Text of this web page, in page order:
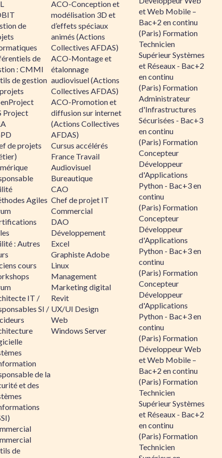
de
de
: CMMI
de gestion
Project
de projets
Agiles
: Autres
cours
IT /
SI /
de la
et des
de
ACO-Conception et
modélisation 3D et
d’effets spéciaux
animés (Actions
Collectives AFDAS)
ACO-Montage et
étalonnage
audiovisuel (Actions
Collectives AFDAS)
ACO-Promotion et
diffusion sur internet
(Actions Collectives
AFDAS)
Cursus accélérés
France Travail
Audiovisuel
Bureautique
CAO
Chef de projet IT
Commercial
DAO
Développement
Excel
Graphiste Adobe
Linux
Management
Marketing digital
Revit
UX/UI Design
Web
Windows Server
et Web Mobile –
Bac+2 en continu
(Paris) Formation
Technicien
Supérieur Systèmes
et Réseaux - Bac+2
en continu
(Paris) Formation
Administrateur
d'Infrastructures
Sécurisées - Bac+3
en continu
(Paris) Formation
Concepteur
Développeur
d'Applications
Python - Bac+3 en
continu
(Paris) Formation
Concepteur
Développeur
d'Applications
Python - Bac+3 en
continu
(Paris) Formation
Concepteur
Développeur
d'Applications
Python - Bac+3 en
continu
(Paris) Formation
Développeur Web
et Web Mobile –
Bac+2 en continu
(Paris) Formation
Technicien
Supérieur Systèmes
et Réseaux - Bac+2
en continu
(Paris) Formation
Technicien